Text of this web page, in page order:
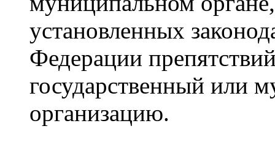
установленных
Федерации
государственный или
организацию.